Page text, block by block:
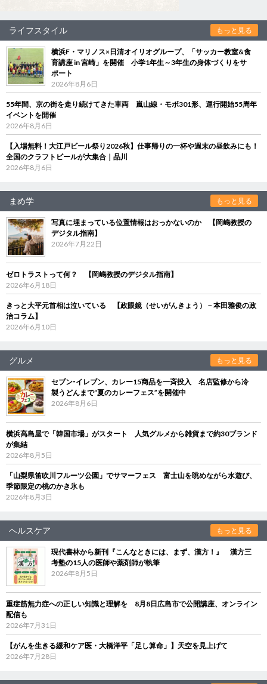
ライフスタイル もっと見る
横浜F・マリノス×日清オイリオグループ、「サッカー教室&食
育講座 in 宮崎」を開催 小学1年生～3年生の身体づくりをサ
ポート
2026年8月6日
55年間、京の街を走り続けてきた車両 嵐山線・モボ301形、運行開始55周年
イベントを開催
2026年8月6日
【入場無料！大江戸ビール祭り2026秋】仕事帰りの一杯や週末の昼飲みにも！
全国のクラフトビールが大集合｜品川
2026年8月6日
まめ学 もっと見る
写真に埋まっている位置情報はおっかないのか 【岡嶋教授の
デジタル指南】
2026年7月22日
ゼロトラストって何？ 【岡嶋教授のデジタル指南】
2026年6月18日
きっと大平元首相は泣いている 【政眼鏡（せいがんきょう）－本田雅俊の政
治コラム】
2026年6月10日
グルメ もっと見る
セブン‐イレブン、カレー15商品を一斉投入 名店監修から冷
製うどんまで“夏のカレーフェス”を開催中
2026年8月6日
横浜高島屋で「韓国市場」がスタート 人気グルメから雑貨まで約30ブランド
が集結
2026年8月5日
「山梨県笛吹川フルーツ公園」でサマーフェス 富士山を眺めながら水遊び、
季節限定の桃のかき氷も
2026年8月3日
ヘルスケア もっと見る
現代書林から新刊『こんなときには、まず、漢方！』 漢方三
考塾の15人の医師や薬剤師が執筆
2026年8月5日
重症筋無力症への正しい知識と理解を 8月8日広島市で公開講座、オンライン
配信も
2026年7月31日
【がんを生きる緩和ケア医・大橋洋平「足し算命」】天空を見上げて
2026年7月28日